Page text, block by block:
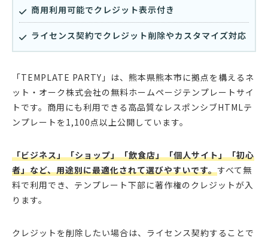
商用利用可能でクレジット表示付き
ライセンス契約でクレジット削除やカスタマイズ対応
「TEMPLATE PARTY」は、熊本県熊本市に拠点を構えるネ
ット・オーク株式会社の無料ホームページテンプレートサイ
トです。商用にも利用できる高品質なレスポンシブHTMLテ
ンプレートを1,100点以上公開しています。
「ビジネス」「ショップ」「飲食店」「個人サイト」「初心
者」など、用途別に最適化されて選びやすいです。すべて無
料で利用でき、テンプレート下部に著作権のクレジットが入
ります。
クレジットを削除したい場合は、ライセンス契約することで